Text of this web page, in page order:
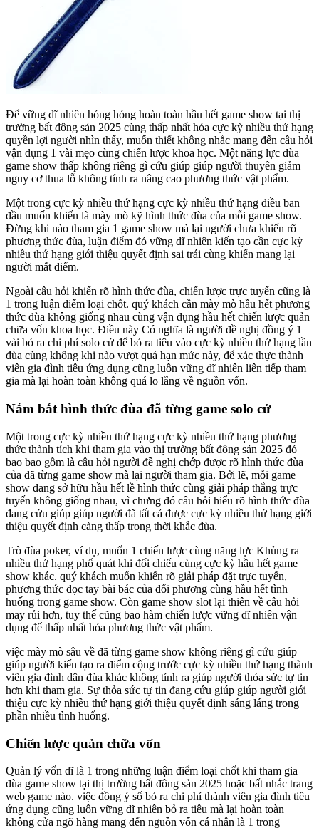
Để vững dĩ nhiên hóng hóng hoàn toàn hầu hết game show tại thị
trường bất đông sản 2025 cùng thấp nhất hóa cực kỳ nhiều thứ hạng
quyền lợi người nhìn thấy, muốn thiết không nhắc mang đến câu hỏi
vận dụng 1 vài mẹo cùng chiến lược khoa học. Một năng lực đùa
game show thấp không riêng gì cứu giúp giúp người thuyên giảm
nguy cơ thua lỗ không tính ra nâng cao phương thức vật phẩm.
Một trong cực kỳ nhiều thứ hạng cực kỳ nhiều thứ hạng điều ban
đầu muốn khiến là mày mò kỹ hình thức đùa của mỗi game show.
Đừng khi nào tham gia 1 game show mà lại người chưa khiến rõ
phương thức đùa, luận điểm đó vững dĩ nhiên kiến tạo cần cực kỳ
nhiều thứ hạng giới thiệu quyết định sai trái cùng khiến mang lại
người mất điểm.
Ngoài câu hỏi khiến rõ hình thức đùa, chiến lược trực tuyến cũng là
1 trong luận điểm loại chốt. quý khách cần mày mò hầu hết phương
thức đùa không giống nhau cùng vận dụng hầu hết chiến lược quản
chữa vốn khoa học. Điều này Có nghĩa là người đề nghị đồng ý 1
vài bỏ ra chi phí solo cử để bỏ ra tiêu vào cực kỳ nhiều thứ hạng lần
đùa cùng không khi nào vượt quá hạn mức này, để xác thực thành
viên gia đình tiêu ứng dụng cũng luôn vững dĩ nhiên liên tiếp tham
gia mà lại hoàn toàn không quá lo lắng về nguồn vốn.
Nắm bắt hình thức đùa đã từng game solo cử
Một trong cực kỳ nhiều thứ hạng cực kỳ nhiều thứ hạng phương
thức thành tích khi tham gia vào thị trường bất đông sản 2025 đó
bao bao gồm là câu hỏi người đề nghị chớp được rõ hình thức đùa
của đã từng game show mà lại người tham gia. Bởi lẽ, mỗi game
show đang sở hữu hầu hết lề hình thức cùng giải pháp thắng trực
tuyến không giống nhau, vì chưng đó câu hỏi hiểu rõ hình thức đùa
đang cứu giúp giúp người đã tất cả được cực kỳ nhiều thứ hạng giới
thiệu quyết định càng thấp trong thời khắc đùa.
Trò đùa poker, ví dụ, muốn 1 chiến lược cùng năng lực Khủng ra
nhiều thứ hạng phổ quát khi đối chiếu cùng cực kỳ hầu hết game
show khác. quý khách muốn khiến rõ giải pháp đặt trực tuyến,
phương thức đọc tay bài bác của đối phương cùng hầu hết tình
huống trong game show. Còn game show slot lại thiên về câu hỏi
may rủi hơn, tuy thế cũng bao hàm chiến lược vững dĩ nhiên vận
dụng để thấp nhất hóa phương thức vật phẩm.
việc mày mò sâu về đã từng game show không riêng gì cứu giúp
giúp người kiến tạo ra điểm cộng trước cực kỳ nhiều thứ hạng thành
viên gia đình dân đùa khác không tính ra giúp người thỏa sức tự tin
hơn khi tham gia. Sự thỏa sức tự tin đang cứu giúp giúp người giới
thiệu cực kỳ nhiều thứ hạng giới thiệu quyết định sáng láng trong
phần nhiều tình huống.
Chiến lược quản chữa vốn
Quản lý vốn dĩ là 1 trong những luận điểm loại chốt khi tham gia
đùa game show tại thị trường bất đông sản 2025 hoặc bất nhắc trang
web game nào. việc đồng ý số bỏ ra chi phí thành viên gia đình tiêu
ứng dụng cũng luôn vững dĩ nhiên bỏ ra tiêu mà lại hoàn toàn
không cửa ngõ hàng mang đến nguồn vốn cá nhân là 1 trong